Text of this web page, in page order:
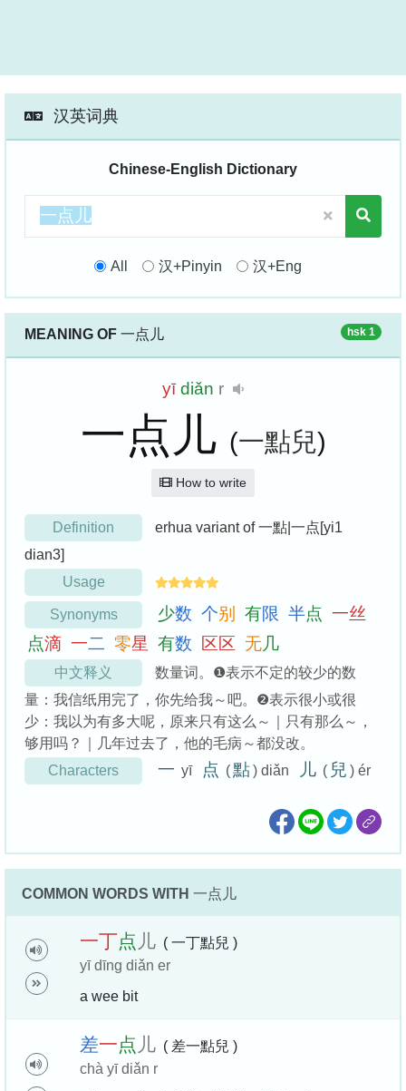
汉英词典
Chinese-English Dictionary
All 汉+Pinyin 汉+Eng
MEANING OF 一点儿 hsk 1
yīdiǎn r
一点儿 (一點兒)
How to write
Definition
erhua variant of 一點|一点[yi1
dian3]
Usage
Synonyms 少数 个别 有限 半点 一丝
点滴 一二 零星 有数 区 区 无几
中文释义
数量词。❶表示不定的较少的数
量：我信纸用完了，你先给我～吧。❷表示很小或很
少：我以为有多大呢，原来只有这么～｜只有那么～，
够用吗？｜几年过去了，他的毛病～都没改。
Characters
一 yī 点 (點) diǎn 儿 ( 兒 ) ér
COMMON WORDS WITH 一点儿
一丁点 儿 ( 一丁點兒 )
yī dīng diǎn er
a wee bit
差一点 儿 ( 差一點兒 )
chà yī diǎn r